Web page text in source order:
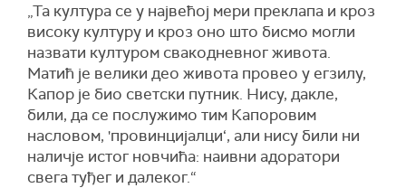
„Та култура се у највећој мери преклапа и кроз
високу културу и кроз оно што бисмо могли
назвати културом свакодневног живота.
Матић је велики део живота провео у егзилу,
Капор је био светски путник. Нису, дакле,
били, да се послужимо тим Капоровим
насловом, 'провинцијалци‘, али нису били ни
наличје истог новчића: наивни адоратори
свега туђег и далеког.“